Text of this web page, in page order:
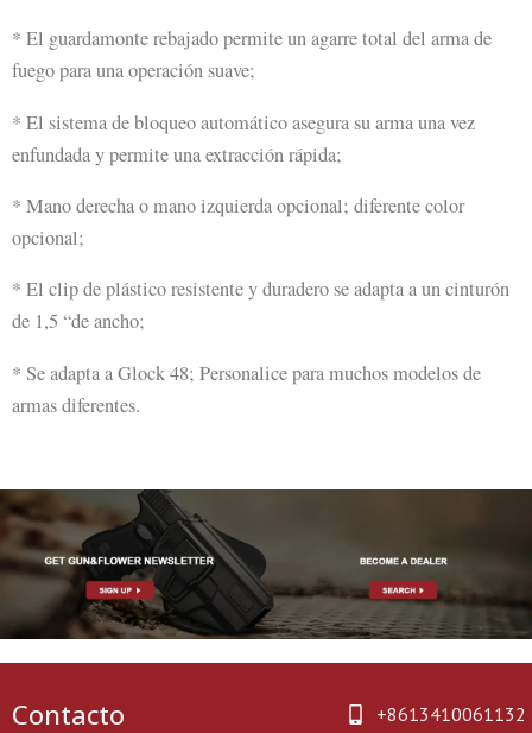
* El guardamonte rebajado permite un agarre total del arma de
fuego para una operación suave;
* El sistema de bloqueo automático asegura su arma una vez
enfundada y permite una extracción rápida;
* Mano derecha o mano izquierda opcional; diferente color
opcional;
* El clip de plástico resistente y duradero se adapta a un cinturón
de 1,5 “de ancho;
* Se adapta a Glock 48; Personalice para muchos modelos de
armas diferentes.
Contacto
+8613410061132